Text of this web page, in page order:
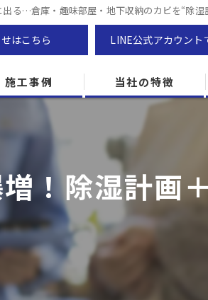
る…倉庫・趣味部屋・地下収納のカビを“除湿
はこちら LINE公式アカウント
施工事例 当社の特徴
防カビ
カビ専門
ZEH住宅
カビ検査
！除湿計画